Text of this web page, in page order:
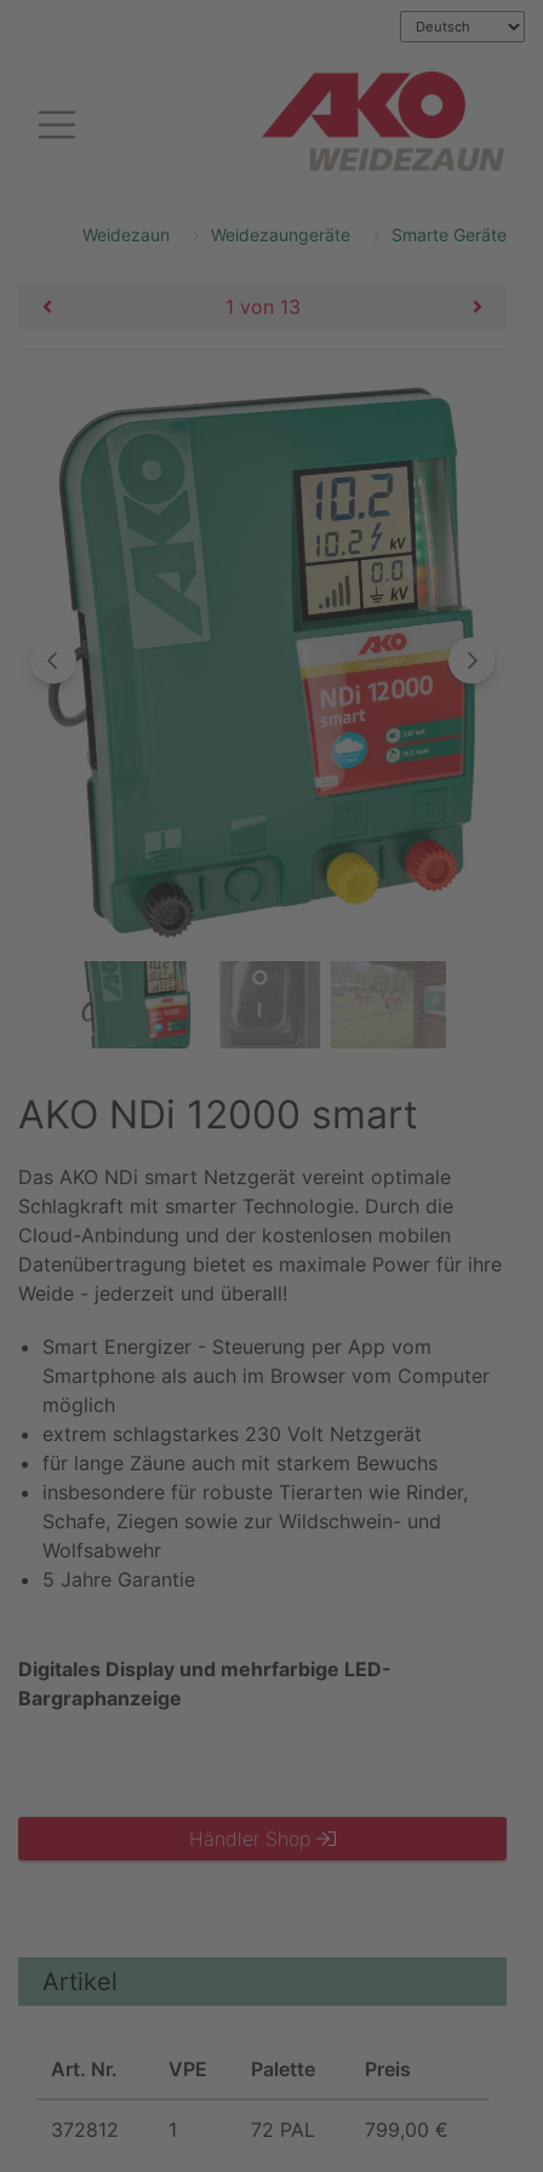
Weidezaun Weidezaungeräte Smarte Geräte
1 von 13
AKO NDi 12000 smart
Das AKO NDi smart Netzgerät vereint optimale
Schlagkraft mit smarter Technologie. Durch die
Cloud-Anbindung und der kostenlosen mobilen
Datenübertragung bietet es maximale Power für ihre
Weide - jederzeit und überall!
Smart Energizer - Steuerung per App vom
Smartphone als auch im Browser vom Computer
möglich
extrem schlagstarkes 230 Volt Netzgerät
für lange Zäune auch mit starkem Bewuchs
insbesondere für robuste Tierarten wie Rinder,
Schafe, Ziegen sowie zur Wildschwein- und
Wolfsabwehr
5 Jahre Garantie
Digitales Display und mehrfarbige LED-
Bargraphanzeige
Händler Shop
Artikel
Art. Nr. VPE Palette Preis
372812 1 72 PAL 799,00 €